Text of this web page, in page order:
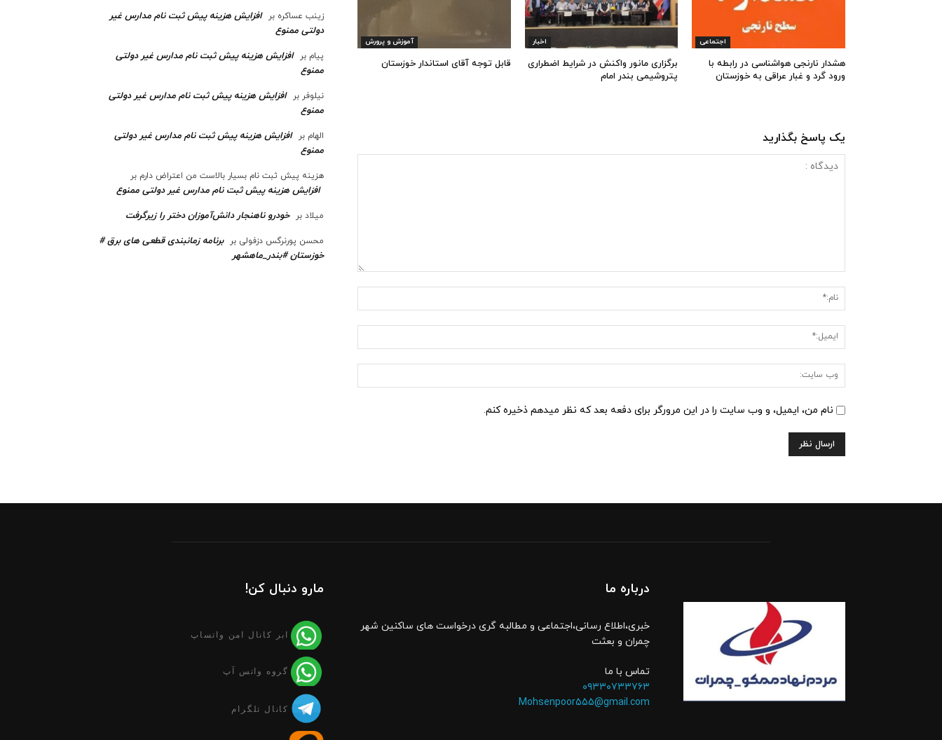
اجتماعی
هشدار نارنجی هواشناسی در رابطه با
ورود گرد و غبار عراقی به خوزستان
اخبار
برگزاری مانور واکنش در شرایط اضطراری
پتروشیمی بندر امام
آموزش و پرورش
قابل توجه آقای استاندار خوزستان
یک پاسخ بگذارید
سایت:
نام من، ایمیل، و وب سایت را در این مرورگر برای دفعه بعد که نظر میدهم ذخیره کنم.
زینب عساکره بر
افزایش هزینه پیش ثبت نام مدارس غیر
دولتی ممنوع
پیام بر
افزایش هزینه پیش ثبت نام مدارس غیر دولتی
ممنوع
نیلوفر بر
افزایش هزینه پیش ثبت نام مدارس غیر دولتی
ممنوع
الهام بر
افزایش هزینه پیش ثبت نام مدارس غیر دولتی
ممنوع
هزینه پیش ثبت نام بسیار بالاست من اعتراض دارم بر
افزایش هزینه پیش ثبت نام مدارس غیر دولتی ممنوع
میلاد بر خودرو ناهنجار دانش‌آموزان دختر را زیرگرفت
محسن پورنرگس دزفولی بر
برنامه زمانبندی قطعی های برق #
خوزستان #بندر_ماهشهر
درباره ما
خبری،اطلاع رسانی،اجتماعی و مطالبه گری درخواست های ساکنین شهر
چمران و بعثت
تماس با ما
۰۹۳۳۰۷۳۳۷۶۳
Mohsenpoor555@gmail.com
مارو دنبال کن!
ابر کانال امن واتساپ
گروه واتس آپ
کانال تلگرام